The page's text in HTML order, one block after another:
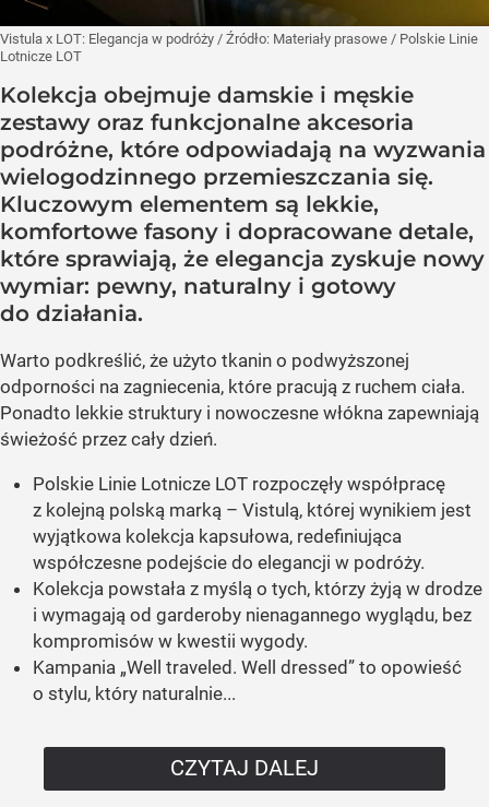
Vistula x LOT: Elegancja w podróży / Źródło: Materiały prasowe / Polskie Linie
Lotnicze LOT
Kolekcja obejmuje damskie i męskie
zestawy oraz funkcjonalne akcesoria
podróżne, które odpowiadają na wyzwania
wielogodzinnego przemieszczania się.
Kluczowym elementem są lekkie,
komfortowe fasony i dopracowane detale,
które sprawiają, że elegancja zyskuje nowy
wymiar: pewny, naturalny i gotowy
do działania.
Warto podkreślić, że użyto tkanin o podwyższonej
odporności na zagniecenia, które pracują z ruchem ciała.
Ponadto lekkie struktury i nowoczesne włókna zapewniają
świeżość przez cały dzień.
Polskie Linie Lotnicze LOT rozpoczęły współpracę
z kolejną polską marką – Vistulą, której wynikiem jest
wyjątkowa kolekcja kapsułowa, redefiniująca
współczesne podejście do elegancji w podróży.
Kolekcja powstała z myślą o tych, którzy żyją w drodze
i wymagają od garderoby nienagannego wyglądu, bez
kompromisów w kwestii wygody.
Kampania „Well traveled. Well dressed” to opowieść
o stylu, który naturalnie...
CZYTAJ DALEJ